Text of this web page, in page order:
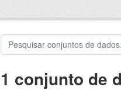
1 conjunto de